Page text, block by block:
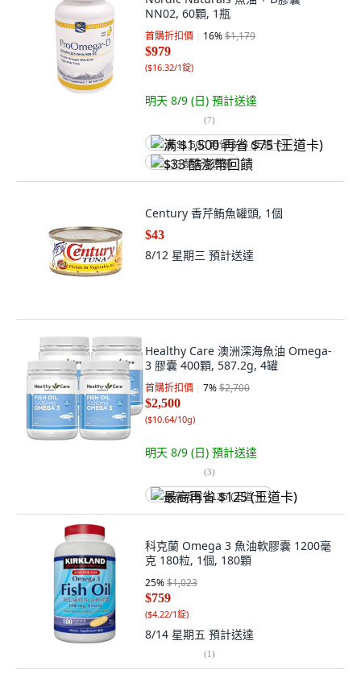
NN02, 60顆, 1瓶
首購折扣價 16%$1,179
$979
($16.32/1錠)
明天 8/9 (日) 預計送達
(7)
满 $1,500 再省 $75 (王道卡)
$33 酷澎幣回饋
Century 香芹鮪魚罐頭, 1個
$43
8/12 星期三 預計送達
Healthy Care 澳洲深海魚油 Omega-
3 膠囊 400顆, 587.2g, 4罐
首購折扣價 7%$2,700
$2,500
($10.64/10g)
明天 8/9 (日) 預計送達
(3)
最高再省 $125 (王道卡)
科克蘭 Omega 3 魚油軟膠囊 1200毫
克 180粒, 1個, 180顆
25%$1,023
$759
($4.22/1錠)
8/14 星期五 預計送達
(1)